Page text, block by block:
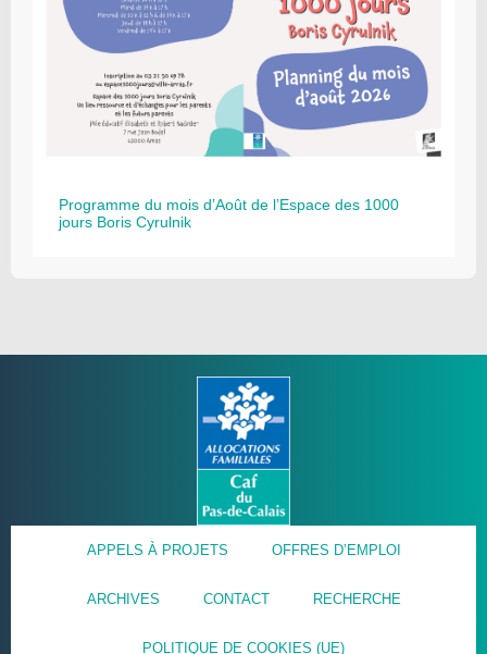
Programme du mois d’Août de l’Espace des 1000
jours Boris Cyrulnik
APPELS À PROJETS OFFRES D’EMPLOI
ARCHIVES CONTACT RECHERCHE
POLITIQUE DE COOKIES (UE)